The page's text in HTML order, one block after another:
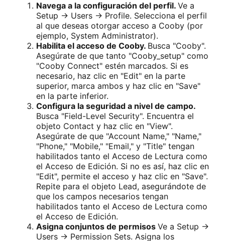
Navega a la configuración del perfil. Ve a
Setup -> Users -> Profile. Selecciona el perfil
al que deseas otorgar acceso a Cooby (por
ejemplo, System Administrator).
Habilita el acceso de Cooby. Busca "Cooby".
Asegúrate de que tanto "Cooby_setup" como
"Cooby Connect" estén marcados. Si es
necesario, haz clic en "Edit" en la parte
superior, marca ambos y haz clic en "Save"
en la parte inferior.
Configura la seguridad a nivel de campo.
Busca "Field-Level Security". Encuentra el
objeto Contact y haz clic en "View".
Asegúrate de que "Account Name," "Name,"
"Phone," "Mobile," "Email," y "Title" tengan
habilitados tanto el Acceso de Lectura como
el Acceso de Edición. Si no es así, haz clic en
"Edit", permite el acceso y haz clic en "Save".
Repite para el objeto Lead, asegurándote de
que los campos necesarios tengan
habilitados tanto el Acceso de Lectura como
el Acceso de Edición.
Asigna conjuntos de permisos Ve a Setup ->
Users -> Permission Sets. Asigna los